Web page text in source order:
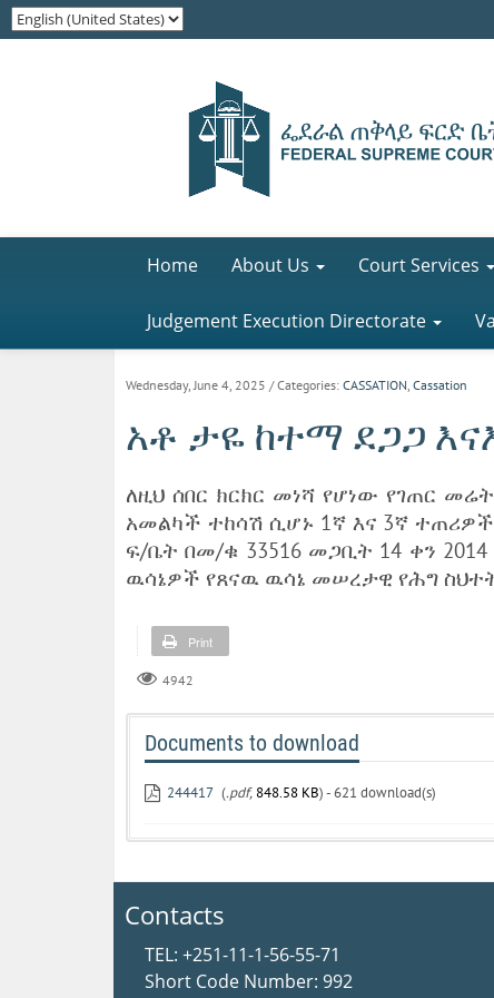
Home About Us Court Services
Judgement Execution Directorate
Wednesday, June 4, 2025 / Categories: CASSATION, Cassation
አቶ ታዬ ከተማ ደጋጋ
ለዚህ ሰበር ክርክር መነሻ የሆነው የገጠር
አመልካች ተከሳሽ ሲሆኑ 1ኛ እና 3ኛ ተጠሪዎች
ፍ/ቤት በመ/ቁ 33516 መጋቢት 14 ቀን
ዉሳኔዎች የጸናዉ ዉሳኔ መሠረታዊ የሕግ
Print
4942
Documents to download
244417 (.pdf, 848.58 KB) - 621 download(s)
Contacts
TEL: +251-11-1-56-55-71
Short Code Number: 992